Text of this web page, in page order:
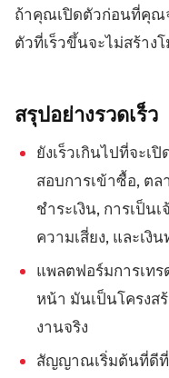
ถ้าคุณเปิดตัวก่อนที่คุณ
ตัวที่เร็วขึ้นจะไม่สร้าง
สรุปอย่างรวดเร็ว
ยังเร็วเกินไปที่จะ
สอบการเข้าซื้อ, ต
ชำระเงิน, การเป็น
ความเสี่ยง, และเงิ
แพลตฟอร์มการเทร
หน้า มันเป็นโครงส
งานจริง
สัญญาณเริ่มต้นที่ดีที่